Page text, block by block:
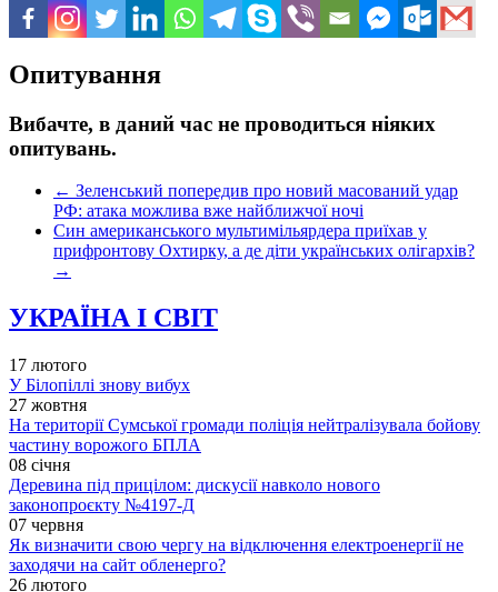
Опитування
Вибачте, в даний час не проводиться ніяких
опитувань.
← Зеленський попередив про новий масований удар
РФ: атака можлива вже найближчої ночі
Син американського мультимільярдера приїхав у
прифронтову Охтирку, а де діти українських олігархів?
→
УКРАЇНА І СВІТ
17 лютого
У Білопіллі знову вибух
27 жовтня
На території Сумської громади поліція нейтралізувала бойову
частину ворожого БПЛА
08 січня
Деревина під прицілом: дискусії навколо нового
законопроєкту №4197-Д
07 червня
Як визначити свою чергу на відключення електроенергії не
заходячи на сайт обленерго?
26 лютого